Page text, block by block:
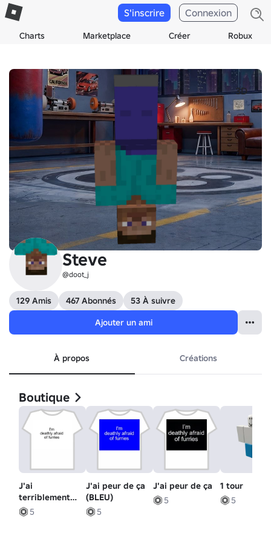
Charts Marketplace Créer Robux
S'inscrire Connexion
3D
Steve
@doot_j
129 Amis 467 Abonnés
53 À suivre
Ajouter un ami
À propos Créations
Boutique
J'ai
terriblement
peur de ça
(BLANC)
5
J'ai peur de ça
(BLEU)
5
J'ai peur de ça
5
1 tour
5